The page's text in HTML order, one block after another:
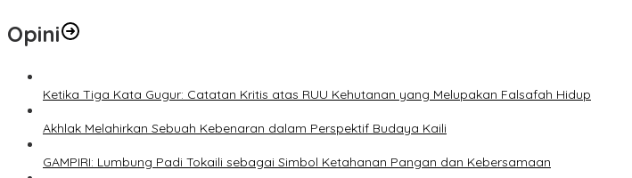
Opini
Ketika Tiga Kata Gugur: Catatan Kritis atas RUU Kehutanan yang Melupakan Falsafah Hidup
Akhlak Melahirkan Sebuah Kebenaran dalam Perspektif Budaya Kaili
GAMPIRI: Lumbung Padi Tokaili sebagai Simbol Ketahanan Pangan dan Kebersamaan